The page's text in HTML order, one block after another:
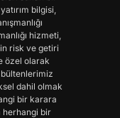
bilgisi,
hizmeti,
risk ve getiri
özel olarak
dahil olmak
bir karara
herhangi bir